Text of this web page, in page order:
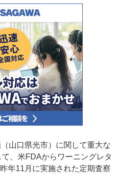
山口県光市）に関して重大な
、米FDAからワーニングレタ
年11月に実施された定期査察